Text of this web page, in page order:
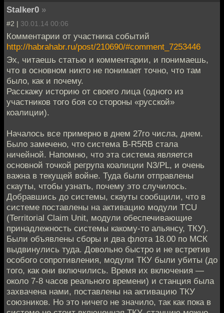
Stalker0 »
#2 | 30.01.14 00:06
Комментарии от участника событий
http://habrahabr.ru/post/210690/#comment_7253446
Эх, читаешь статью и комментарии, и понимаешь,
что в основном никто не понимает точно, что там
было, как и почему.
Расскажу историю от своего лица (одного из
участников того боя со стороны «русской»
коалиции).
Началось все примерно в днем 27го числа, днем.
Было замечено, что система B-R5RB стала
ничейной. Напомню, что эта система является
основной точкой регрупа коалиции N3/PL, и очень
важна в текущей войне. Туда были отправлены
скауты, чтобы узнать, почему это случилось.
Добравшись до системы, скауты сообщили, что в
системе поставлены на активацию модули TCU
(Territorial Claim Unit, модули обеспечивающие
принадлежность системы какому-то альянсу, ТКУ).
Были объявлены сборы и два флота 18.00 по МСК
выдвинулись туда. Довольно быстро и не встретив
особого сопротивления, модули ТКУ были убиты (до
того, как они включились. Время их включения —
около 7-8 часов реального времени) и станция была
захвачена нами, поставлены на активацию ТКУ
союзников. Но это ничего не значило, так как пока в